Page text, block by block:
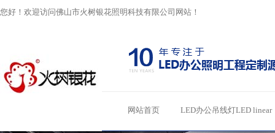
您好！欢迎访问佛山市火树银花照明科技有限公司网站！
网站首页 LED办公吊线灯LED linear